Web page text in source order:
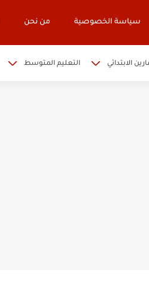
سياسة الخصوصية من نحن
الابتدائي التعليم المتوسط